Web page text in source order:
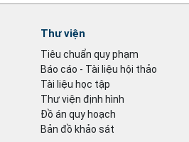
Thư viện
Tiêu chuẩn quy phạm
Báo cáo - Tài liệu hội thảo
Tài liệu học tập
Thư viện định hình
Đồ án quy hoạch
Bản đồ khảo sát